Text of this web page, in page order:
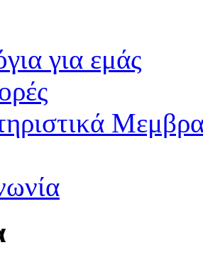
για εμάς